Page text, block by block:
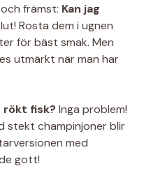
främst: Kan jag
Rosta dem i ugnen
för bäst smak. Men
utmärkt när man har
rökt fisk? Inga problem!
stekt champinjoner blir
med
gott!